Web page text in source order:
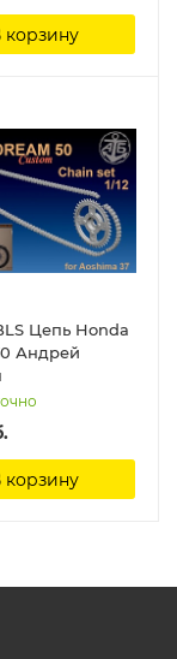
корзину
Цепь Honda
Андрей
корзину